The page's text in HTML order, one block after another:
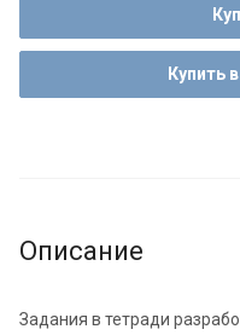
Купить
Описание
Задания в тетради